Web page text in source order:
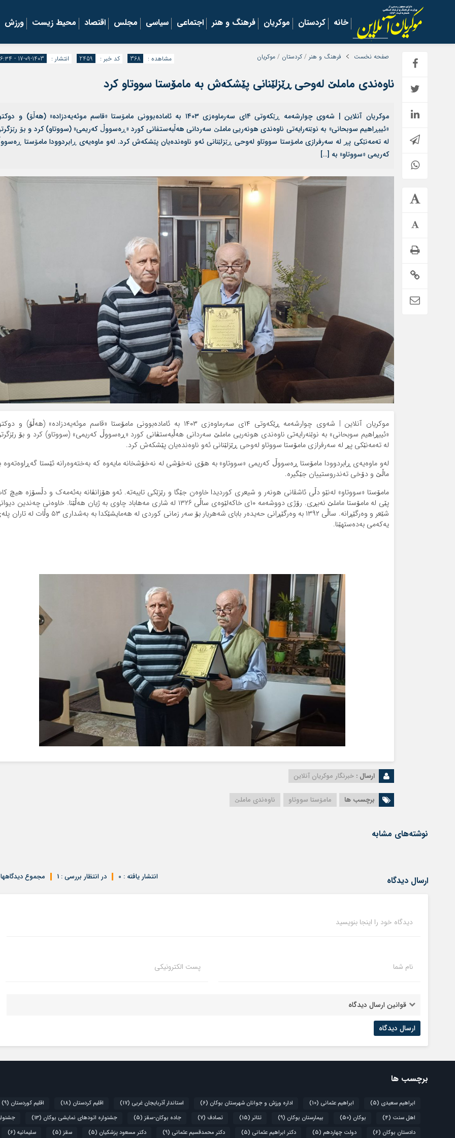
خانه کردستان موکریان فرهنگ و هنر اجتماعی سیاسی مجلس اقتصاد محیط زیست ورزش
صفحه نخست فرهنگ و هنر / کردستان / موکریان انتشار : 1403-09-17 - ۱۶:۳۴ کد خبر : 2459 مشاهده : 368
ناوەندی ماملێ لەوحی ڕێزلێنانی پێشکه‌ش به‌ مامۆستا سووتاو کرد
موکریان آنلاین | شەوی چوارشەمە ڕێکەوتی ۱۴ی سەرماوەزی ۱۴۰۳ به‌ ئاماده‌بوونی مامۆستا «قاسم موئەیەدزادە» (هەڵۆ) و
«ئیبڕاهیم سوبحانی» بە نوێنەرایەتی ناوەندی هونه‌ریی ماملێ سەردانی هه‌ڵبه‌ستڤانی کورد «ڕەسووڵ کەریمی» (سووتاو) کرد و بۆ
لە تەمەنێکی پڕ لە سەرفرازی مامۆستا سووتاو لەوحی ڕێزلێنانی ئەو ناوەندەیان پێشکەش کرد. لەو ماوەیه‌ی ڕابردوودا مامۆستا
کەریمی «سووتاو» به‌ […]
موکریان آنلاین | شەوی چوارشەمە ڕێکەوتی ۱۴ی سەرماوەزی ۱۴۰۳ به‌ ئاماده‌بوونی مامۆستا «قاسم موئەیەدزادە» (هەڵۆ) و
«ئیبڕاهیم سوبحانی» بە نوێنەرایەتی ناوەندی هونه‌ریی ماملێ سەردانی هه‌ڵبه‌ستڤانی کورد «ڕەسووڵ کەریمی» (سووتاو) کرد و بۆ
لە تەمەنێکی پڕ لە سەرفرازی مامۆستا سووتاو لەوحی ڕێزلێنانی ئەو ناوەندەیان پێشکەش کرد.
لەو ماوەیه‌ی ڕابردوودا مامۆستا ڕەسووڵ کەریمی «سووتاو» به‌ هۆی نەخۆشی لە نەخۆشخانە مایەوە که‌ بەخته‌وه‌رانه‌ ئێستا گەڕاوەتەوە
ماڵێ و دۆخی تەندروستییان جێگیرە.
مامۆستا «سووتاو» له‌نێو دڵی ئاشقانی هونەر و شیعری کوردیدا خاوه‌ن جێگا و رێزێکی تایبه‌ته‌. ئەو هۆزانڤانە بەئەمەک و دڵسۆزە هیچ
پێی لە مامۆستا ماملێ نەبڕی. رۆژی دووشه‌مه‌ ۱۰ی خاکه‌لێوه‌ی ساڵی ۱۳۲۶ له‌ شاری مه‌هاباد چاوی به‌ ژیان هه‌ڵێنا. خاوه‌نی چه‌ندین
شێعر و وه‌رگێڕانه‌. ساڵی ۱۳۹۲ به‌ وه‌رگێڕانی حه‌یدەر بابای شەهریار بۆ سه‌ر زمانی کوردی له‌ هه‌مایشێکدا به‌ به‌شداری ۵۳
یه‌که‌می به‌ده‌ستهێنا.
ارسال : خبرنگار موکریان آنلاین
برچسب ها مامۆستا سووتاو ناوەندی ماملێ
نوشته‌های مشابه
ارسال دیدگاه مجموع دیدگاهها در انتظار بررسی : 1 انتشار یافته : 0
دیدگاه خود را اینجا بنویسید
نام شما پست الکترونیکی
قوانین ارسال دیدگاه
برچسب ها
ابراهیم سعیدی (5) ابراهیم عثمانی (10) اداره ورزش و جوانان شهرستان بوکان (6) استاندار آذربایجان غربی (17) اقلیم کردستان (18) اقلیم کوردستان (9)
اهل سنت (4) بوکان (50) بیمارستان بوکان (9) تئاتر (15) تصادف (7) جاده بوکان-سقز (5) جشنواره اتودهای نمایشی بوکان (13)
دادستان بوکان (6) دولت چهاردهم (5) دکتر ابراهیم عثمانی (5) دکتر محمدقسیم عثمانی (9) دکتر مسعود پزشکیان (5) سقز (5) سلیمانیه (6)